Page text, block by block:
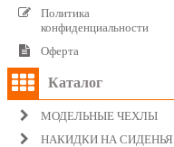
Политика
конфиденциальности
Оферта
Каталог
МОДЕЛЬНЫЕ ЧЕХЛЫ
НАКИДКИ НА СИДЕНЬЯ